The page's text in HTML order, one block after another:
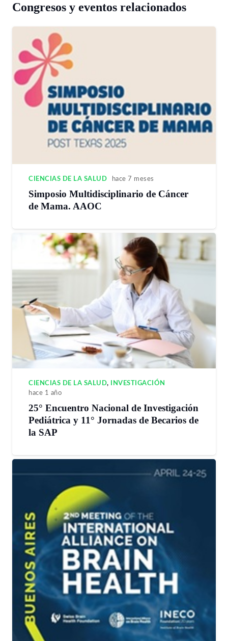
Congresos y eventos relacionados
CIENCIAS DE LA SALUD hace 7 meses
Simposio Multidisciplinario de Cáncer
de Mama. AAOC
CIENCIAS DE LA SALUD,
INVESTIGACIÓN
hace 1 año
25° Encuentro Nacional de Investigación
Pediátrica y 11° Jornadas de Becarios de
la SAP